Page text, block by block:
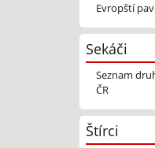
Evropští
Sekáči
Seznam
ČR
Štírci